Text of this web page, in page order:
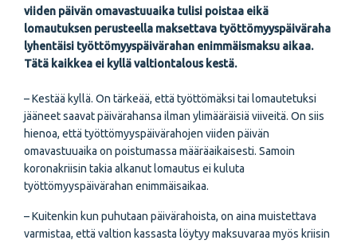
viiden päivän omavastuuaika tulisi poistaa eikä
lomautuksen perusteella maksettava työttömyyspäiväraha
lyhentäisi työttömyyspäivärahan enimmäismaksu aikaa.
Tätä kaikkea ei kyllä valtiontalous kestä.
– Kestää kyllä. On tärkeää, että työttömäksi tai lomautetuksi
jääneet saavat päivärahansa ilman ylimääräisiä viiveitä. On siis
hienoa, että työttömyyspäivärahojen viiden päivän
omavastuuaika on poistumassa määräaikaisesti. Samoin
koronakriisin takia alkanut lomautus ei kuluta
työttömyyspäivärahan enimmäisaikaa.
– Kuitenkin kun puhutaan päivärahoista, on aina muistettava
varmistaa, että valtion kassasta löytyy maksuvaraa myös kriisin